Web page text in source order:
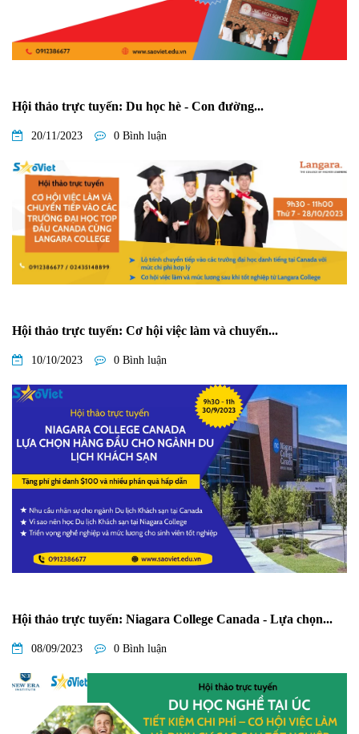
Hội thảo trực tuyến: Du học hè - Con đường...
20/11/2023 0 Bình luận
Hội thảo trực tuyến: Cơ hội việc làm và chuyển...
10/10/2023 0 Bình luận
Hội thảo trực tuyến: Niagara College Canada - Lựa chọn...
08/09/2023 0 Bình luận